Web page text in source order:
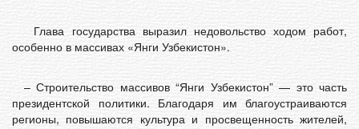
Глава государства выразил недовольство ходом работ,
особенно в массивах «Янги Узбекистон».
– Строительство массивов “Янги Узбекистон” — это часть
президентской политики. Благодаря им благоустраиваются
регионы, повышаются культура и просвещенность жителей,